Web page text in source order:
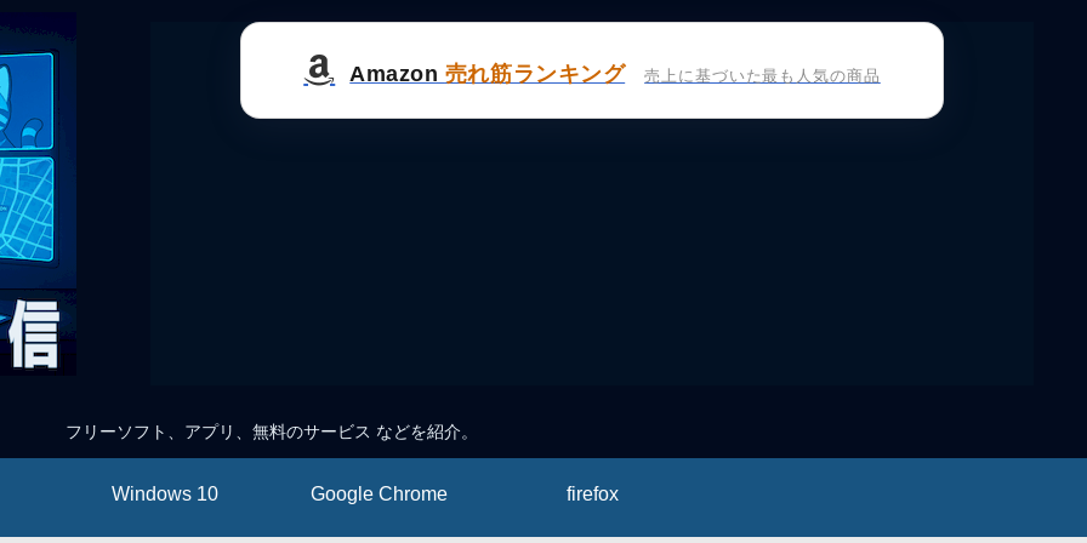
Amazon 売れ筋ランキング 売上に基づいた最も人気の商品
フリーソフト、アプリ、無料のサービス などを紹介。
Windows 10 Google Chrome firefox